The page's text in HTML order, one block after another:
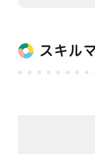
スキル